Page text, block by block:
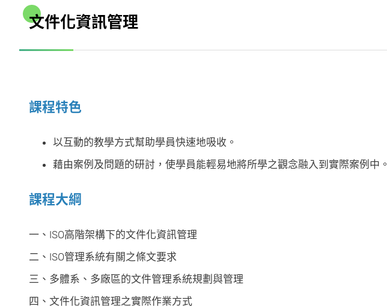
文件化資訊管理
課程特色
以互動的教學方式幫助學員快速地吸收。
藉由案例及問題的研討，使學員能輕易地將所學之觀念融入到實際案例中。
課程大綱
一、ISO高階架構下的文件化資訊管理
二、ISO管理系統有關之條文要求
三、多體系、多廠區的文件管理系統規劃與管理
四、文件化資訊管理之實際作業方式